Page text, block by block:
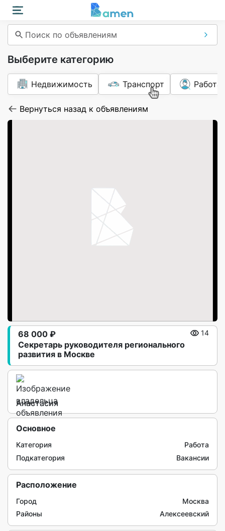
Поиск по объявлениям
Выберите категорию
Недвижимость Транспорт Работа
Вернуться назад к объявлениям
Секретарь руководителя регионального
развития в Москве
68 000 ₽ 14
Анастасия
Основное
Категория
Работа
Подкатегория
Вакансии
Расположение
Город
Москва
Районы
Алексеевский